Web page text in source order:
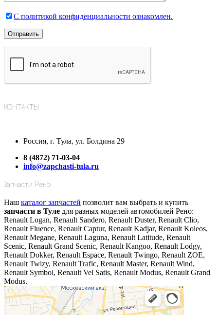
С политикой конфиденциальности ознакомлен.
КОНТАКТЫ
Россия, г. Тула, ул. Болдина 29
8 (4872) 71-03-04
info@zapchasti-tula.ru
Запчасти Рено
Наш каталог запчастей позволит вам выбрать и купить
запчасти в Туле для разных моделей автомобилей Рено:
Renault Logan, Renault Sandero, Renault Duster, Renault Clio,
Renault Fluence, Renault Captur, Renault Kadjar, Renault Koleos,
Renault Megane, Renault Laguna, Renault Latitude, Renault
Scenic, Renault Grand Scenic, Renault Kangoo, Renault Lodgy,
Renault Dokker, Renault Espace, Renault Twingo, Renault ZOE,
Renault Twizy, Renault Trafic, Renault Master, Renault Wind,
Renault Symbol, Renault Vel Satis, Renault Modus, Renault Grand
Modus.